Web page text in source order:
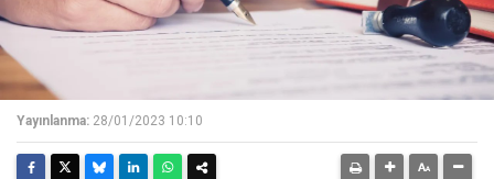
Yayınlanma: 28/01/2023 10:10